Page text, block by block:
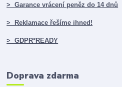
> Garance vrácení peněz do 14 dnů
> Reklamace řešíme ihned!
> GDPR*READY
Doprava zdarma